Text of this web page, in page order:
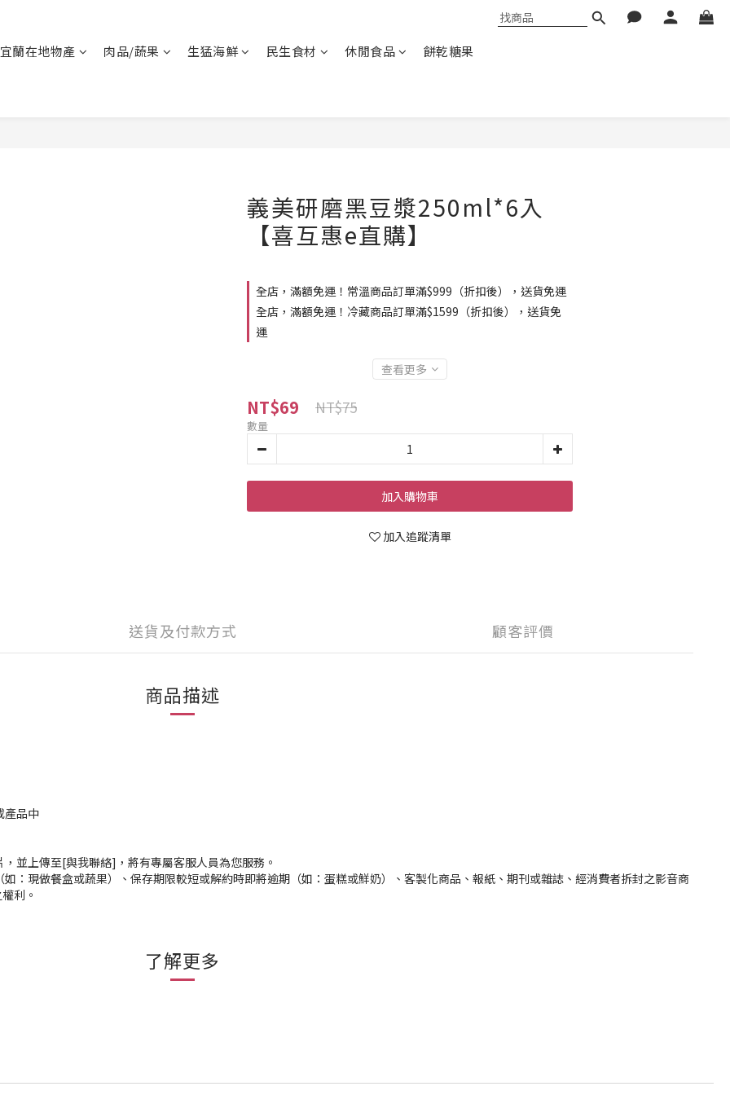
宜蘭在地物產 肉品/蔬果 生猛海鮮 民生食材 休閒食品 餅乾糖果
義美研磨黑豆漿250ml*6入
【喜互惠e直購】
全店，滿額免運！常溫商品訂單滿$999（折扣後），送貨免運
全店，滿額免運！冷藏商品訂單滿$1599（折扣後），送貨免
運
查看更多
NT$69 NT$75
數量
加入購物車
加入追蹤清單
送貨及付款方式 顧客評價
商品描述
產品中
並上傳至[與我聯絡]，將有專屬客服人員為您服務。
：現做餐盒或蔬果）、保存期限較短或解約時即將逾期（如：蛋糕或鮮奶）、客製化商品、報紙、期刊或雜誌、經消費者拆封之影音商
利。
了解更多